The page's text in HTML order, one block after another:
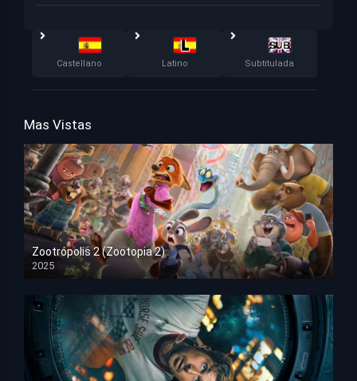
Castellano Latino Subtitulada
Mas Vistas
Zootrópolis 2 (Zootopia 2)
2025
HD 1080p